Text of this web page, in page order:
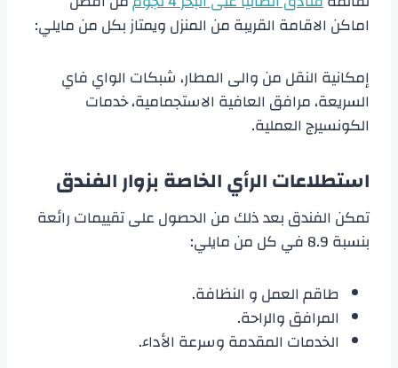
اماكن الاقامة القريبة من المنزل ويمتاز بكل من مايلي:
إمكانية النقل من والى المطار، شبكات الواي فاي
السريعة، مرافق العافية الاستجمامية، خدمات
الكونسيرج العملية.
استطلاعات الرأي الخاصة بزوار الفندق
تمكن الفندق بعد ذلك من الحصول على تقييمات رائعة
بنسبة 8.9 في كل من مايلي:
طاقم العمل و النظافة.
المرافق والراحة.
الخدمات المقدمة وسرعة الأداء.